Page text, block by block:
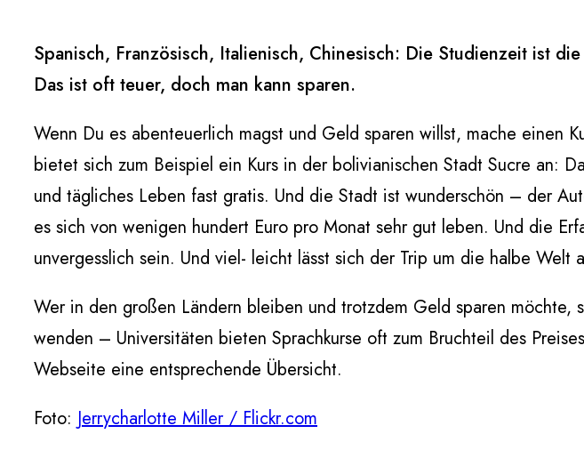
Spanisch, Französisch, Italienisch, Chinesisch: Die Studienzeit ist
Das ist oft teuer, doch man kann sparen.
Wenn Du es abenteuerlich magst und Geld sparen willst, mache einen
bietet sich zum Beispiel ein Kurs in der bolivianischen Stadt Sucre an:
und tägliches Leben fast gratis. Und die Stadt ist wunderschön – der
es sich von wenigen hundert Euro pro Monat sehr gut leben. Und die
unvergesslich sein. Und viel- leicht lässt sich der Trip um die halbe
Wer in den großen Ländern bleiben und trotzdem Geld sparen möchte,
wenden – Universitäten bieten Sprachkurse oft zum Bruchteil des
Webseite eine entsprechende Übersicht.
Foto: Jerrycharlotte Miller / Flickr.com